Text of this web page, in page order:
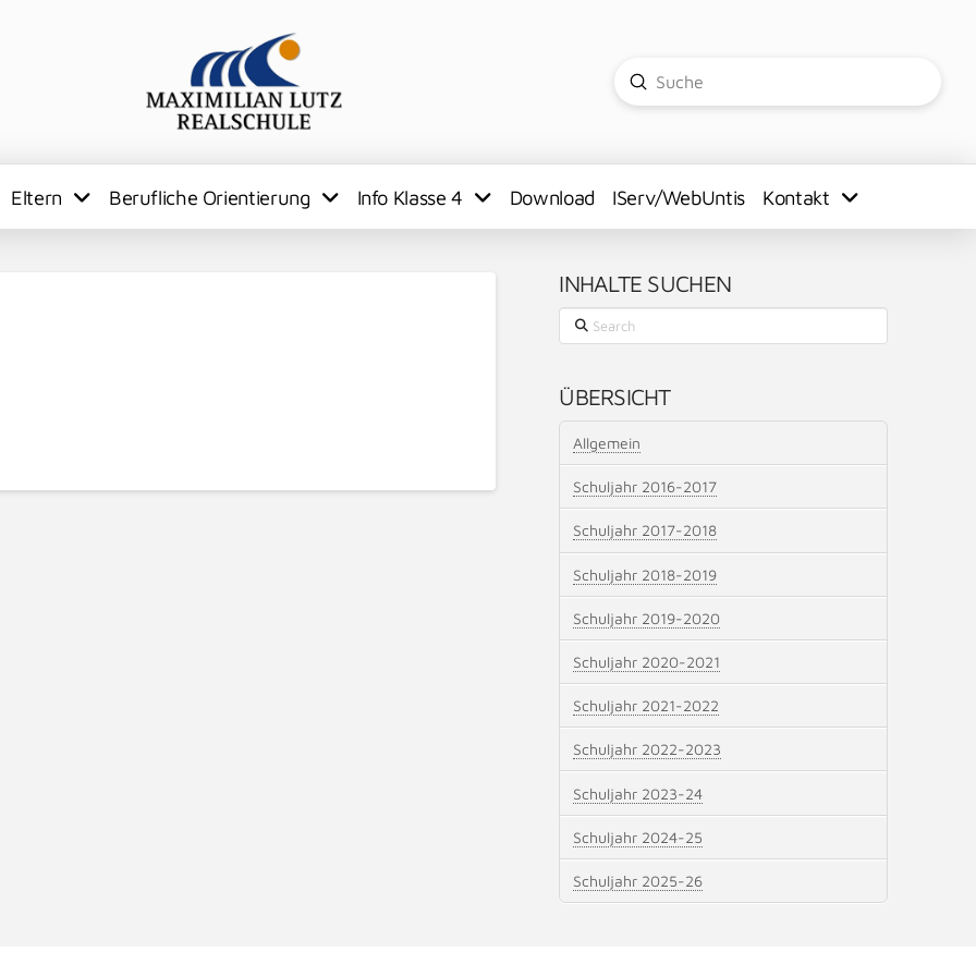
Search
Submit
Eltern Berufliche Orientierung Info Klasse 4 Download IServ/WebUntis Kontakt
INHALTE SUCHEN
Search
ÜBERSICHT
Allgemein
Schuljahr 2016-2017
Schuljahr 2017-2018
Schuljahr 2018-2019
Schuljahr 2019-2020
Schuljahr 2020-2021
Schuljahr 2021-2022
Schuljahr 2022-2023
Schuljahr 2023-24
Schuljahr 2024-25
Schuljahr 2025-26